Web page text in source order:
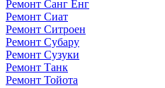
Ремонт Санг Енг
Ремонт Сиат
Ремонт Ситроен
Ремонт Субару
Ремонт Сузуки
Ремонт Танк
Ремонт Тойота